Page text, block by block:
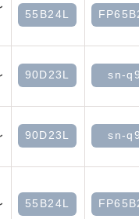
55B24L
90D23L sn-
90D23L sn-
55B24L